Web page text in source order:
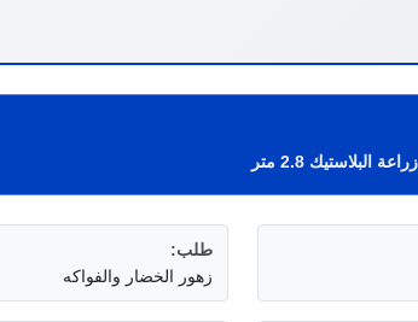
البلاستيك 2.8 متر
طلب:
زهور الخضار والفواكه